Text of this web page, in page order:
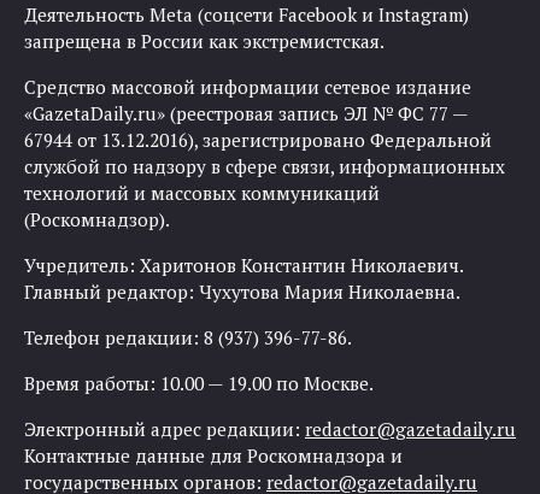
Деятельность Meta (соцсети Facebook и Instagram)
запрещена в России как экстремистская.
Средство массовой информации сетевое издание
«GazetaDaily.ru» (реестровая запись ЭЛ № ФС 77 —
67944 от 13.12.2016), зарегистрировано Федеральной
службой по надзору в сфере связи, информационных
технологий и массовых коммуникаций
(Роскомнадзор).
Учредитель: Харитонов Константин Николаевич.
Главный редактор: Чухутова Мария Николаевна.
Телефон редакции: 8 (937) 396-77-86.
Время работы: 10.00 — 19.00 по Москве.
Электронный адрес редакции: redactor@gazetadaily.ru
Контактные данные для Роскомнадзора и
государственных органов: redactor@gazetadaily.ru